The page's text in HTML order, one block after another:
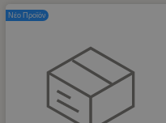
Νέο Προϊόν